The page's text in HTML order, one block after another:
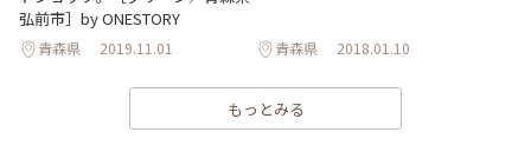
弘前市］by ONESTORY
青森県 2019.11.01 青森県 2018.01.10
もっとみる